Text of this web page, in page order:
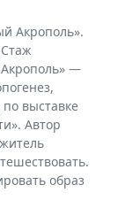
Акрополь».
—
по выставке
Автор
образ